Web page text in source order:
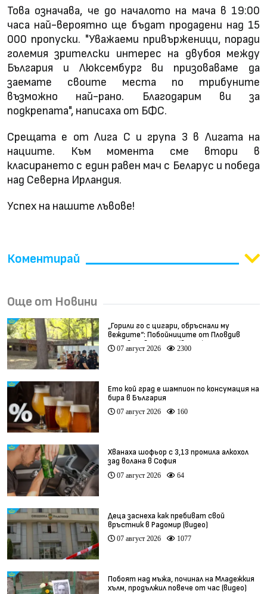
Това означава, че до началото на мача в 19:00
часа най-вероятно ще бъдат продадени над 15
000 пропуски. "Уважаеми привърженици, поради
големия зрителски интерес на двубоя между
България и Люксембург ви призоваваме да
заемате своите места по трибуните
възможно най-рано. Благодарим ви за
подкрепата", написаха от БФС.
Срещата е от Лига С и група 3 в Лигата на
нациите. Към момента сме втори в
класирането с един равен мач с Беларус и победа
над Северна Ирландия.
Успех на нашите лъвове!
Коментирай
Още от Новини
„Горили го с цигари, обръснали му
веждите“: Побойниците от Пловдив
остават в ареста (видео)
07 август 2026 2300
Ето кой град е шампион по консумация на
бира в България
07 август 2026 160
Хванаха шофьор с 3,13 промила алкохол
зад волана в София
07 август 2026 64
Деца заснеха как пребиват свой
връстник в Радомир (видео)
07 август 2026 1077
Побоят над мъжа, починал на Младежкия
хълм, продължил повече от час (видео)